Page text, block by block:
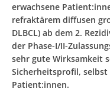
erwachsene
refraktärem diffusen
DLBCL) ab dem 2.
der Phase-I/II-
sehr gute Wirksamkeit
Sicherheitsprofil,
Patient:innen.